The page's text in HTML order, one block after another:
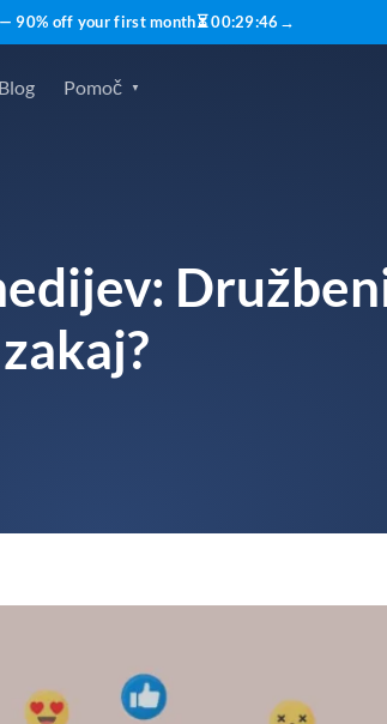
— 90% off your first month⏳00:29:45 →
Blog Pomoč